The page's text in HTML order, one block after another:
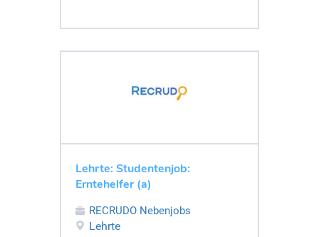
Lehrte: Studentenjob:
Erntehelfer (a)
RECRUDO Nebenjobs
Lehrte